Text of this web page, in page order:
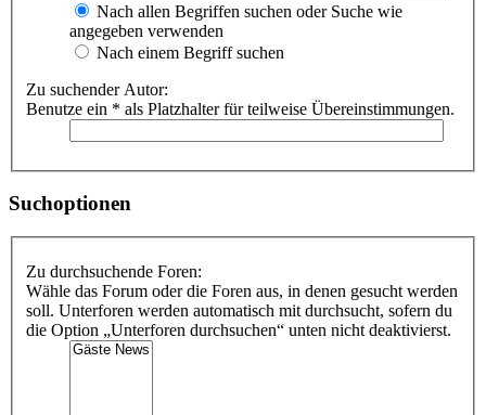
Nach allen Begriffen suchen oder Suche wie
angegeben verwenden
Nach einem Begriff suchen
Zu suchender Autor:
Benutze ein * als Platzhalter für teilweise Übereinstimmungen.
Suchoptionen
Zu durchsuchende Foren:
Wähle das Forum oder die Foren aus, in denen gesucht werden
soll. Unterforen werden automatisch mit durchsucht, sofern du
die Option „Unterforen durchsuchen“ unten nicht deaktivierst.